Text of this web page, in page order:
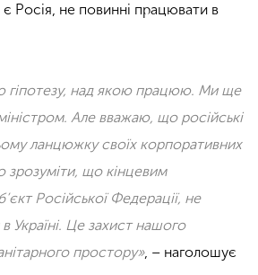
Росія, не повинні працювати в
гіпотезу, над якою працюю. Ми ще
Але вважаю, що російські
ланцюжку своїх корпоративних
що кінцевим
Російської Федерації, не
Україні. Це захист нашого
простору», – наголошує